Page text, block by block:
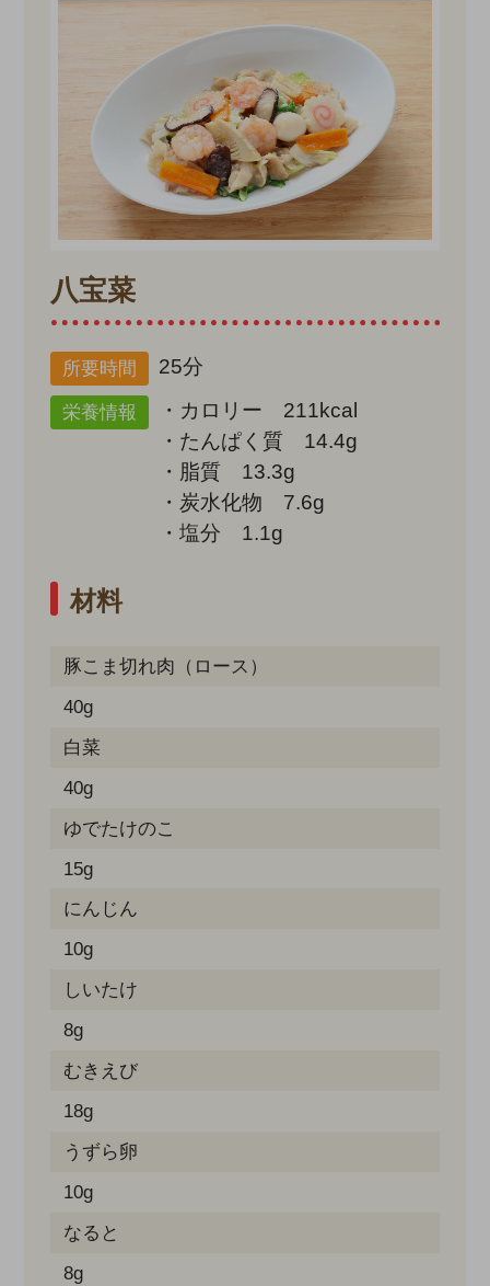
八宝菜
所要時間 25分
栄養情報
・カロリー 211kcal
・たんぱく質 14.4g
・脂質 13.3g
・炭水化物 7.6g
・塩分 1.1g
材料
豚こま切れ肉（ロース）
40g
白菜
40g
ゆでたけのこ
15g
にんじん
10g
しいたけ
8g
むきえび
18g
うずら卵
10g
なると
8g